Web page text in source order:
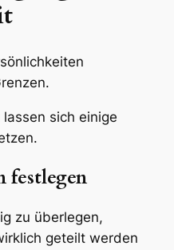
sich einige
festlegen
zu überlegen,
geteilt werden